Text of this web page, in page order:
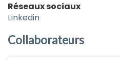
Réseaux sociaux
Linkedin
Collaborateurs